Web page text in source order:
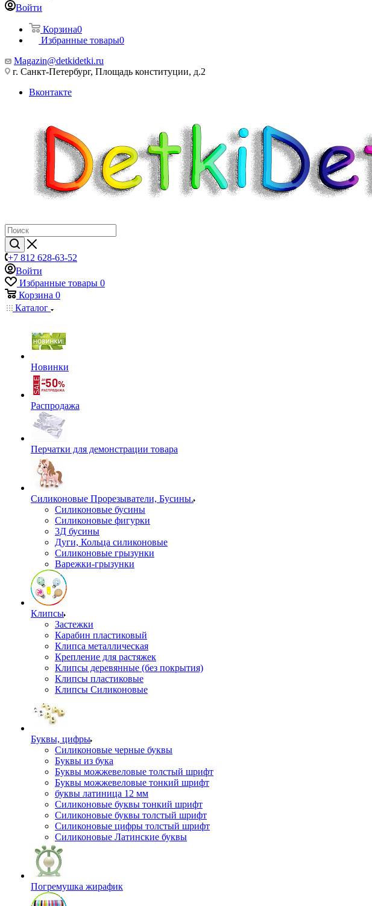
Войти
Корзина0
Избранные товары0
Magazin@detkidetki.ru
г. Санкт-Петербург, Площадь конституции, д.2
Вконтакте
+7 812 628-63-52
Войти
Избранные товары 0
Корзина 0
Каталог
Новинки
Распродажа
Перчатки для демонстрации товара
Силиконовые Прорезыватели, Бусины.
Силиконовые бусины
Силиконовые фигурки
3Д бусины
Дуги, Кольца силиконовые
Силиконовые грызунки
Варежки-грызунки
Клипсы
Застежки
Карабин пластиковый
Клипса металлическая
Крепление для растяжек
Клипсы деревянные (без покрытия)
Клипсы пластиковые
Клипсы Силиконовые
Буквы, цифры
Силиконовые черные буквы
Буквы из бука
Буквы можжевеловые толстый шрифт
Буквы можжевеловые тонкий шрифт
буквы латиница 12 мм
Силиконовые буквы тонкий шрифт
Силиконовые буквы толстый шрифт
Силиконовые цифры толстый шрифт
Силиконовые Латинские буквы
Погремушка жирафик